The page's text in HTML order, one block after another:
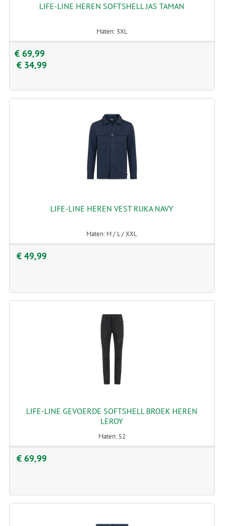
LIFE-LINE HEREN SOFTSHELL JAS TAMAN
Maten: 3XL
€ 69,99
€ 34,99
LIFE-LINE HEREN VEST RUKA NAVY
Maten: M / L / XXL
€ 49,99
LIFE-LINE GEVOERDE SOFTSHELL BROEK HEREN
LEROY
Maten: 52
€ 69,99